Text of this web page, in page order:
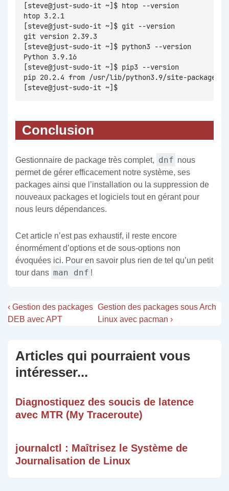
[steve@just-sudo-it ~]$ htop --version
htop 3.2.1
[steve@just-sudo-it ~]$ git --version
git version 2.39.3
[steve@just-sudo-it ~]$ python3 --version
Python 3.9.16
[steve@just-sudo-it ~]$ pip3 --version
pip 20.2.4 from /usr/lib/python3.9/site-packages/
[steve@just-sudo-it ~]$
Conclusion
Gestionnaire de package très complet, dnf nous
permet de gérer efficacement notre système, ses
packages ainsi que l’installation ou la suppression de
nouveaux packages et logiciels tout en gérant pour
nous leurs dépendances.
Cet article n’est pas exhaustif, il reste encore
énormément d’options et de sous-options non
évoquées ici. Pour en savoir plus rien de tel qu’un petit
tour dans man dnf !
‹ Gestion des packages
DEB avec APT
Gestion des packages sous Arch
Linux avec pacman ›
Articles qui pourraient vous
intéresser...
Diagnostiquez des soucis de latence
avec MTR (My Traceroute)
journalctl : Maîtrisez le Système de
Journalisation de Linux